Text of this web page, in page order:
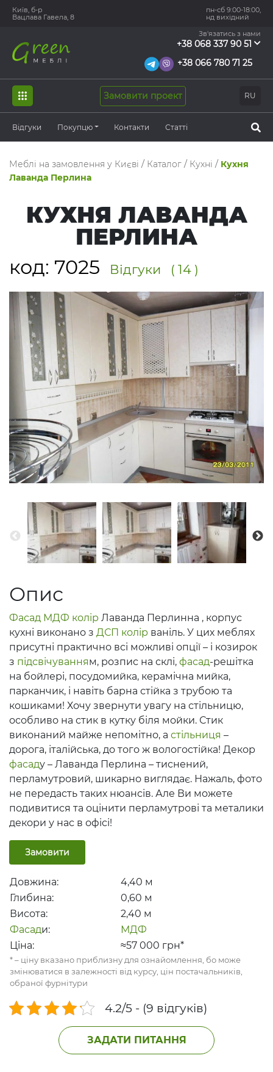
Київ, б-р
Вацлава Гавела, 8
пн-сб 9:00-18:00,
нд вихідний
Зв'язатись з нами
+38 068 337 90 51
+38 066 780 71 25
RU
Замовити проект
Відгуки Покупцю Контакти Статті
Меблі на замовлення у Києві / Каталог / Кухні / Кухня
Лаванда Перлина
КУХНЯ ЛАВАНДА
ПЕРЛИНА
код: 7025 Відгуки ( 14 )
Опис
Фасад МДФ колір Лаванда Перлинна , корпус
кухні виконано з ДСП колір ваніль. У цих меблях
присутні практично всі можливі опції – і козирок
з підсвічуванням, розпис на склі, фасад-решітка
на бойлері, посудомийка, керамічна мийка,
парканчик, і навіть барна стійка з трубою та
кошиками! Хочу звернути увагу на стільницю,
особливо на стик в кутку біля мойки. Стик
виконаний майже непомітно, а стільниця –
дорога, італійська, до того ж вологостійка! Декор
фасаду – Лаванда Перлина – тиснений,
перламутровий, шикарно виглядає. Нажаль, фото
не передасть таких нюансів. Але Ви можете
подивитися та оцінити перламутрові та металики
декори у нас в офісі!
Замовити
Довжина: 4,40 м
Глибина:
0,60 м
Висота:
2,40 м
Фасади:
МДФ
Ціна:
≈57 000 грн*
* – ціну вказано приблизну для ознайомлення, бо може
змінюватися в залежності від курсу, цін постачальників,
обраної фурнітури
4.2/5 - (9 відгуків)
ЗАДАТИ ПИТАННЯ